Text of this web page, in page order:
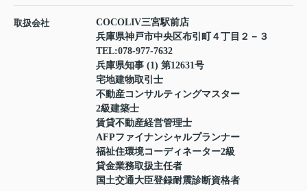
取扱会社
COCOLIV三宮駅前店
兵庫県神戸市中央区布引町４丁目２－３
TEL:078-977-7632
兵庫県知事 (1) 第12631号
宅地建物取引士
不動産コンサルティングマスター
2級建築士
賃貸不動産経営管理士
AFPファイナンシャルプランナー
福祉住環境コーディネーター2級
貸金業務取扱主任者
国土交通大臣登録耐震診断資格者